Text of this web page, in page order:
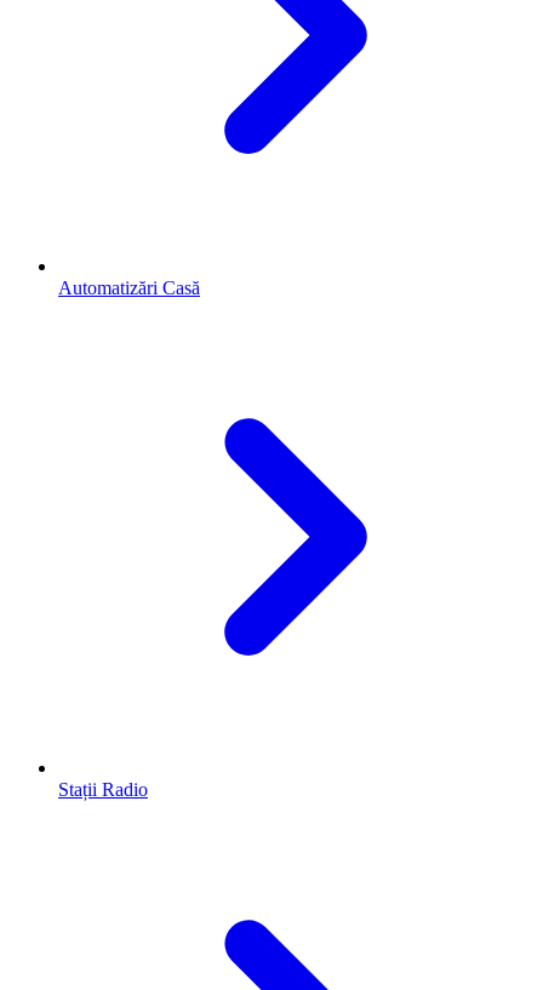
Automatizări Casă
Stații Radio